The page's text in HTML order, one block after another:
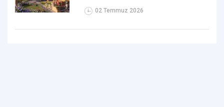
02 Temmuz 2026